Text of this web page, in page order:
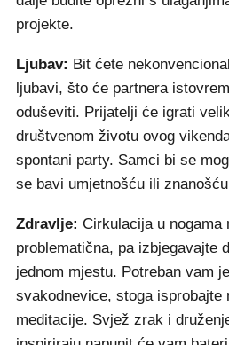
projekte.
Ljubav: Bit ćete
ljubavi, što će partnera
oduševiti. Prijatelji će igrati
društvenom životu ovog
spontani party. Samci bi se
se bavi umjetnošću ili
Zdravlje: Cirkulacija u nogama
problematična, pa izbjegavajte
jednom mjestu. Potreban vam
svakodnevice, stoga isprobajte
meditacije. Svjež zrak i